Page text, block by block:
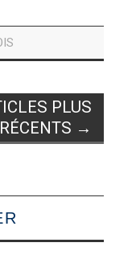
PLUS
RÉCENTS →